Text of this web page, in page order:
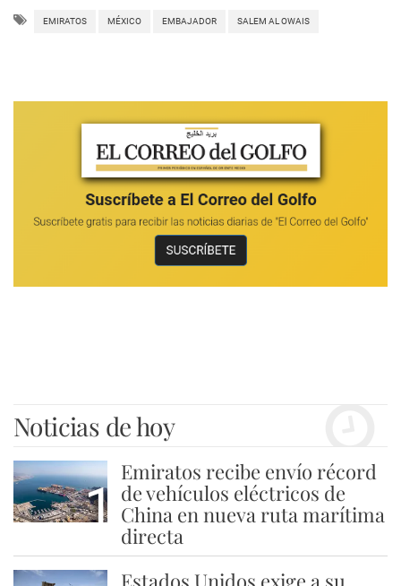
EMIRATOS MÉXICO EMBAJADOR SALEM AL OWAIS
Noticias de hoy
1
Emiratos recibe envío récord
de vehículos eléctricos de
China en nueva ruta marítima
directa
Estados Unidos exige a su